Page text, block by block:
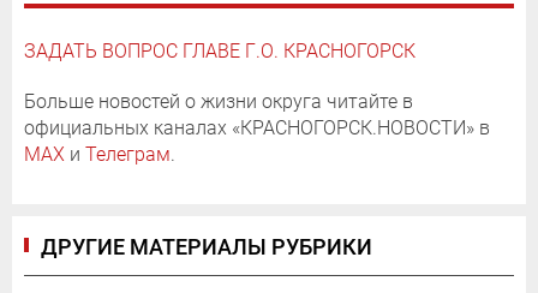
ЗАДАТЬ ВОПРОС ГЛАВЕ Г.О. КРАСНОГОРСК
Больше новостей о жизни округа читайте в
официальных каналах «КРАСНОГОРСК.НОВОСТИ» в
MAX и Телеграм.
ДРУГИЕ МАТЕРИАЛЫ РУБРИКИ